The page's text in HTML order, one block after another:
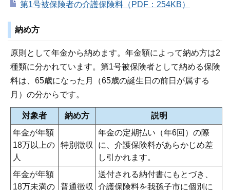
第1号被保険者の介護保険料（PDF：254KB）
納め方
原則として年金から納めます。年金額によって納め方は2
種類に分かれています。第1号被保険者として納める保険
料は、65歳になった月（65歳の誕生日の前日が属する
月）の分からです。
対象者 納め方
説明
年金が年額
18万以上の
人
特別徴収
年金の定期払い（年6回）の際
に、介護保険料があらかじめ差
し引かれます。
年金が年額
18万未満の
普通徴収
送付される納付書にもとづき、
介護保険料を我孫子市に個別に